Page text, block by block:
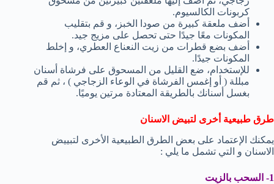
كربونات الكالسيوم.
أضف ملعقة كبيرة من صودا الخبز، و قم بتقليب
المكونات معًا جيدًا حتى تحصل على مزيج جيد.
أضف بضع قطرات من زيت النعناع العطري، و إخلط
المكونات جيدًا.
للإستخدام، ضع القليل من المسحوق على فرشاة أسنان
مبللة ( أو إغمس الفرشاة في الوعاء الزجاجي ) ، ثم قم
بغسل أسنانك بالطريقة المعتادة مرتين يوميًا.
طرق طبيعية أخرى لتبيض الاسنان
يمكنك الإعتماد على بعض الطرق الطبيعية الأخرى لتبييض
الاسنان و التي تشمل ما يلي :
1- السحب بالزيت